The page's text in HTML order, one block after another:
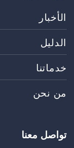
الأخبار
الدليل
خدماتنا
من نحن
تواصل معنا